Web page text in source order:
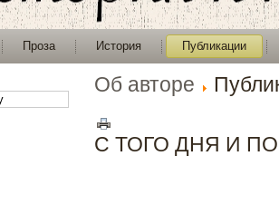
Проза История Публикации
Об авторе
С ТОГО ДНЯ И